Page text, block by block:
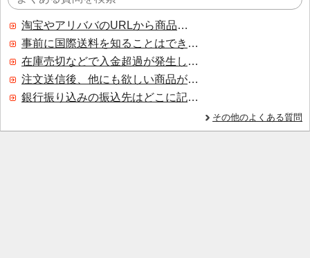
淘宝やアリババのURLから商品を探すことはできますか？
事前に国際送料を知ることはできますか？
在庫売切などで入金超過が発生した場合はいつ返金されますか？
注文送信後、他にも欲しい商品が見つかった場合、追加注文できますか？
銀行振り込みの振込先はどこに記載されていますか？
その他のよくある質問